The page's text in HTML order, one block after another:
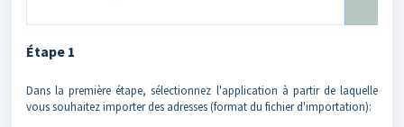
Étape 1
Dans la première étape, sélectionnez l'application à partir de laquelle
vous souhaitez importer des adresses (format du fichier d'importation):